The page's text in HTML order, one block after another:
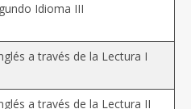
Idioma III
a través de la Lectura I
a través de la Lectura II